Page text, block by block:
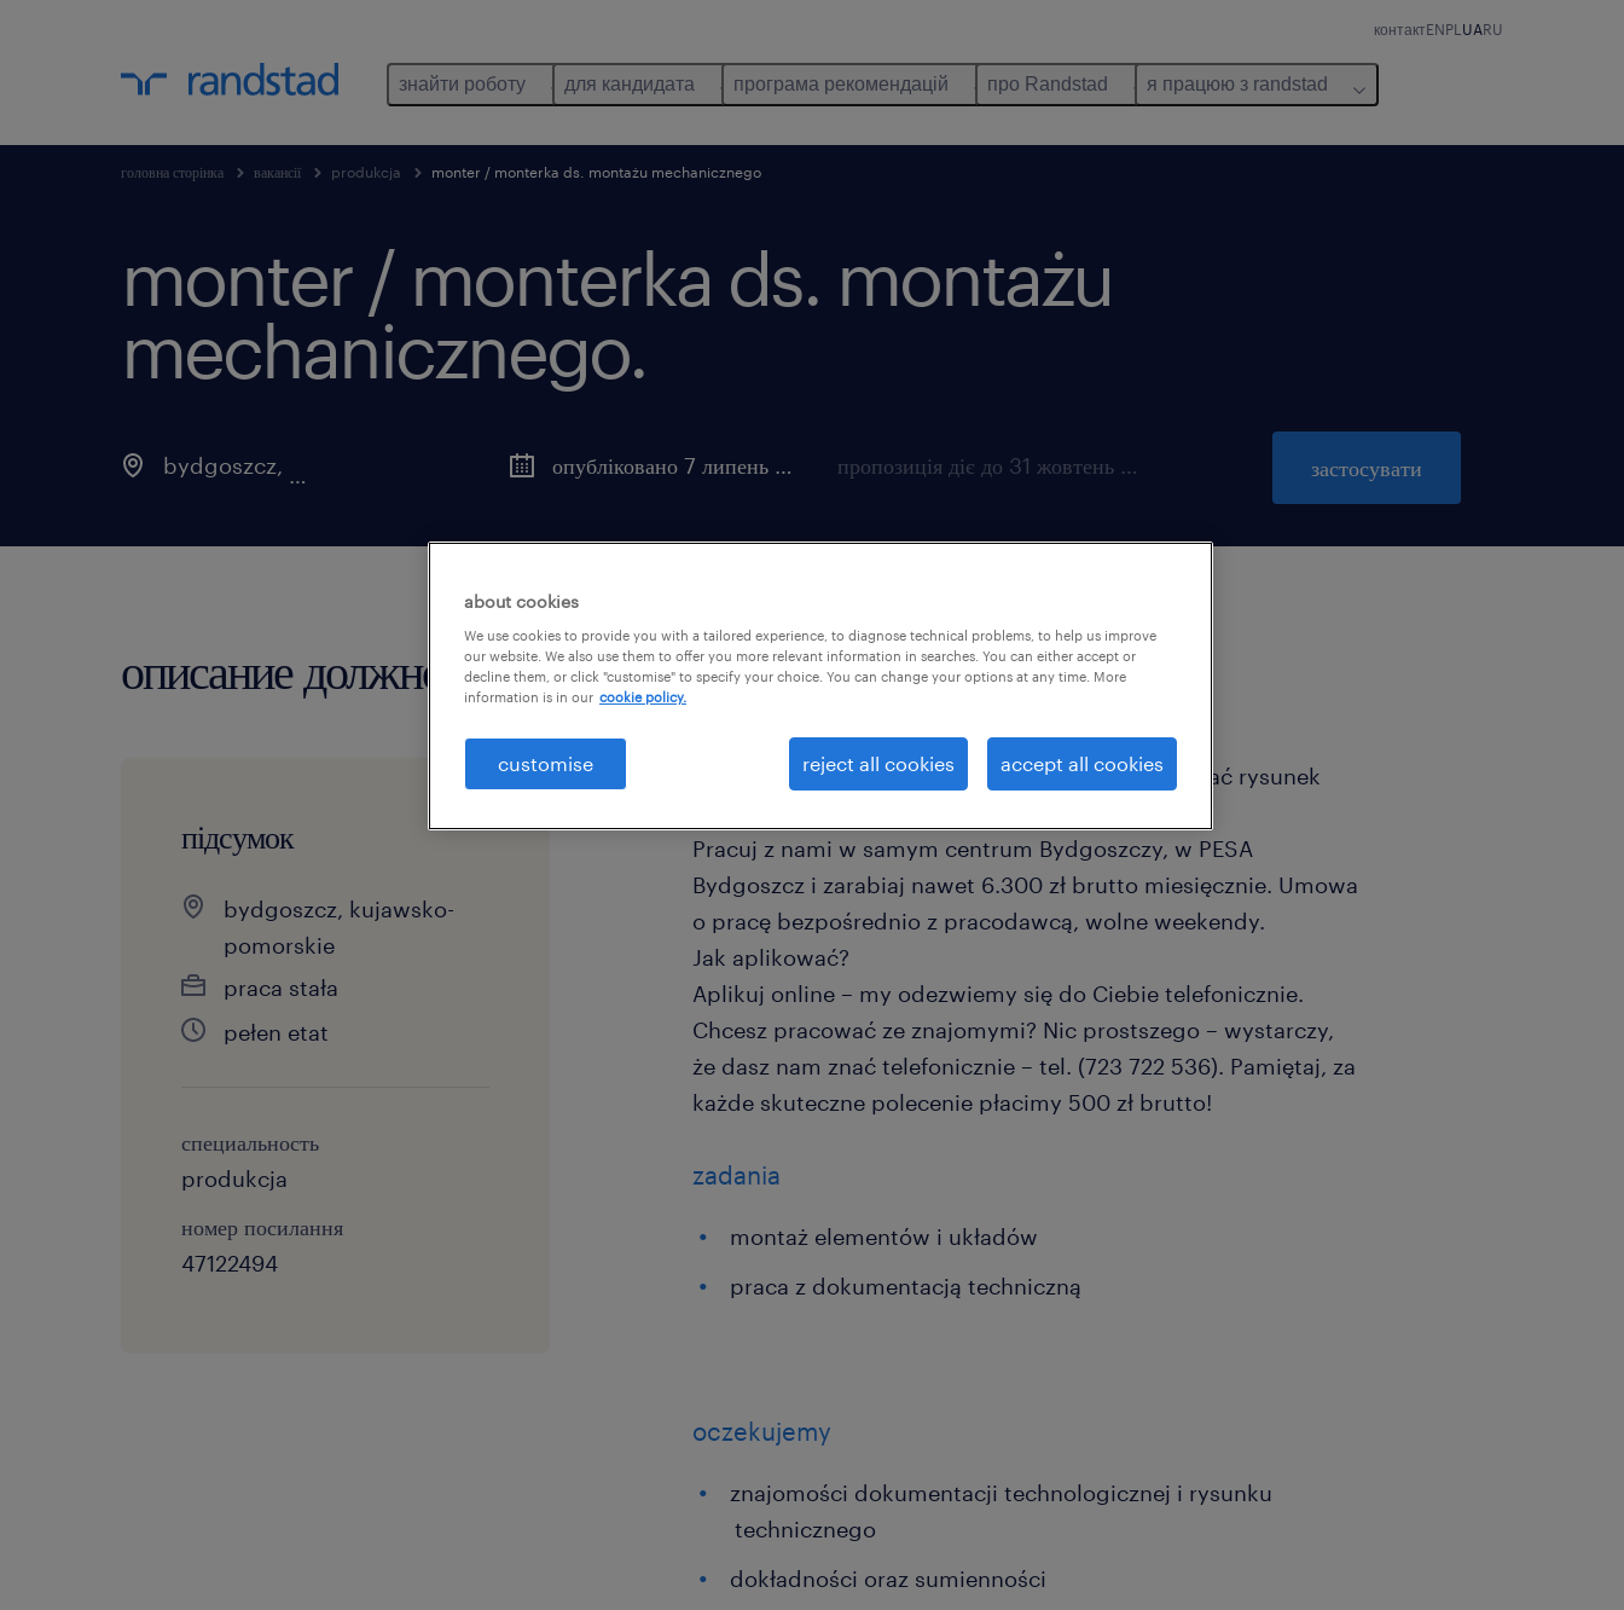
контактENPL UARU
знайти роботу для кандидата програма рекомендацій про Randstad я працюю з randstad
головна сторінка вакансії produkcja monter / monterka ds. montażu mechanicznego
monter / monterka ds. montażu
mechanicznego.
bydgoszcz, опубліковано 7 липень 2026 пропозиція діє до 31 жовтень 2026 застосувати
описание должности
підсумок
bydgoszcz, kujawsko-
pomorskie
praca stała
pełen etat
специальность
produkcja
номер посилання
47122494
Masz doświadczenie na produkcji ? Potrafisz czytać rysunek
Pracuj z nami w samym centrum Bydgoszczy, w PESA
Bydgoszcz i zarabiaj nawet 6.300 zł brutto miesięcznie. Umowa
o pracę bezpośrednio z pracodawcą, wolne weekendy.
Jak aplikować?
Aplikuj online – my odezwiemy się do Ciebie telefonicznie.
Chcesz pracować ze znajomymi? Nic prostszego – wystarczy,
że dasz nam znać telefonicznie – tel. (723 722 536). Pamiętaj, za
każde skuteczne polecenie płacimy 500 zł brutto!
zadania
montaż elementów i układów
praca z dokumentacją techniczną
oczekujemy
znajomości dokumentacji technologicznej i rysunku
technicznego
dokładności oraz sumienności
about cookies
We use cookies to provide you with a tailored experience, to diagnose technical problems, to help us improve
our website. We also use them to offer you more relevant information in searches. You can either accept or
decline them, or click "customise" to specify your choice. You can change your options at any time. More
information is in our cookie policy.
customise reject all cookies accept all cookies